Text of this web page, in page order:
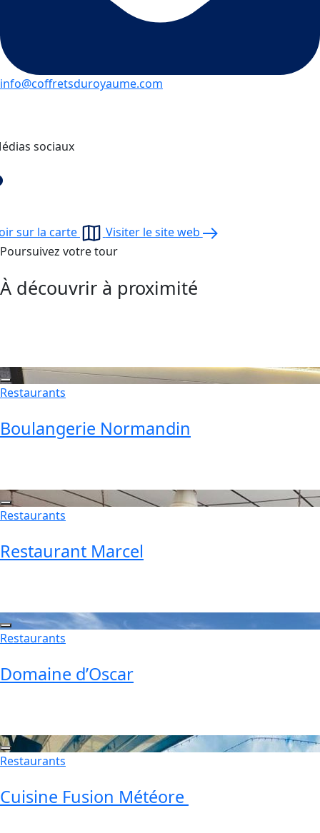
info@coffretsduroyaume.com
sociaux
sur la carte
Visiter le site web
Poursuivez votre tour
À découvrir à proximité
Restaurants
Boulangerie Normandin
Restaurants
Restaurant Marcel
Restaurants
Domaine d’Oscar
Restaurants
Cuisine Fusion Météore